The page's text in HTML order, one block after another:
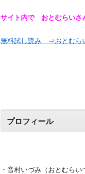
サイト内で おとむらいさ
無料試し読み ⇒おとむら
プロフィール
・音村いづみ（おとむらい